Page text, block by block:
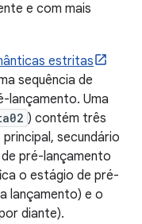
e com mais
estritas
sequência de
lançamento. Uma
) contém três
secundário
pré-lançamento
o estágio de pré-
lançamento) e o
diante).